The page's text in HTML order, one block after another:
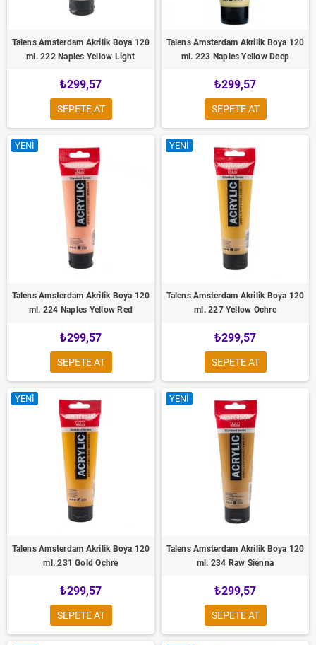
Talens Amsterdam Akrilik Boya 120
ml. 222 Naples Yellow Light
₺299,57
SEPETE AT
Talens Amsterdam Akrilik Boya 120
ml. 223 Naples Yellow Deep
₺299,57
SEPETE AT
YENI
Talens Amsterdam Akrilik Boya 120
ml. 224 Naples Yellow Red
₺299,57
SEPETE AT
YENI
Talens Amsterdam Akrilik Boya 120
ml. 227 Yellow Ochre
₺299,57
SEPETE AT
YENI
Talens Amsterdam Akrilik Boya 120
ml. 231 Gold Ochre
₺299,57
SEPETE AT
YENI
Talens Amsterdam Akrilik Boya 120
ml. 234 Raw Sienna
₺299,57
SEPETE AT